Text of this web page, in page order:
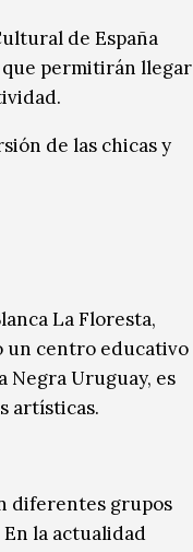
de España
que permitirán llegar
de las chicas y
La Floresta,
un centro educativo
Negra Uruguay, es
artísticas.
diferentes grupos
la actualidad